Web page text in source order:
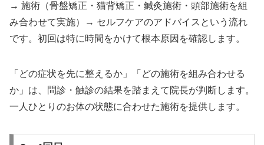
→ 施術（骨盤矯正・猫背矯正・鍼灸施術・頭部施術を組
み合わせて実施）→ セルフケアのアドバイスという流れ
です。初回は特に時間をかけて根本原因を確認します。
「どの症状を先に整えるか」「どの施術を組み合わせる
か」は、問診・触診の結果を踏まえて院長が判断します。
一人ひとりのお体の状態に合わせた施術を提供します。